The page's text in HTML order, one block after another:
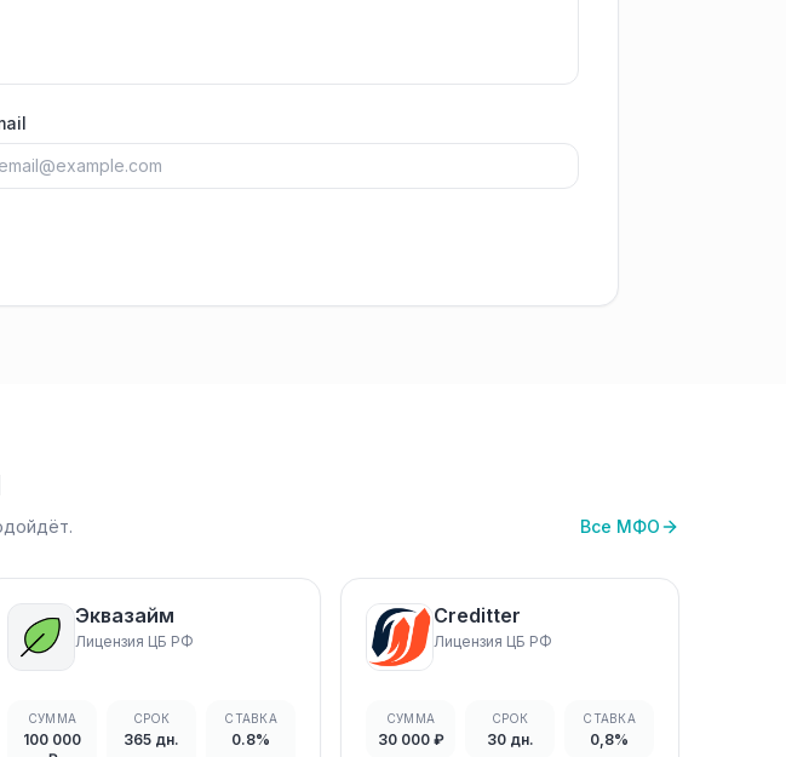
Все МФО
Эквазайм
Лицензия ЦБ РФ
СУММА
100 000
СРОК
365 дн.
СТАВКА
0.8%
Creditter
Лицензия ЦБ РФ
СУММА
30 000 ₽
СРОК
30 дн.
СТАВКА
0,8%